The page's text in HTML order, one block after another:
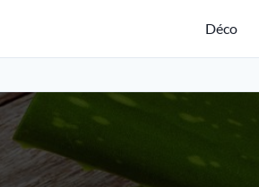
Déco